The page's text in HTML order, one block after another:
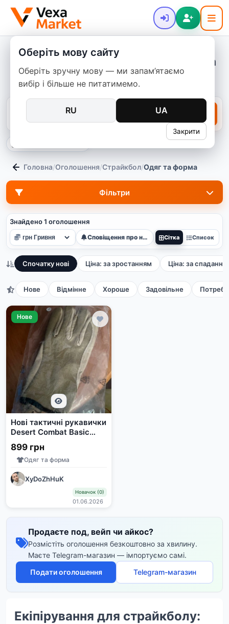
Оберіть мову сайту
Оберіть зручну мову — ми запам’ятаємо
вибір і більше не питатимемо.
RU UA
Закрити
Страйкбольна барахолка - Одяг та
форма
Головна/Оголошення/Страйкбол/Одяг та форма
Фільтри
Знайдено 1 оголошення
Сповіщення про нові Сітка Список
Спочатку нові Ціна: за зростанням Ціна: за
Нове Відмінне Хороше Задовільне
Нове
Нові тактичні рукавички
Desert Combat Basic
Glove Beige розмір 9
899 грн
Одяг та форма
XyDoZhHuK
Новачок (0)
01.06.2026
Продаєте под, вейп чи айкос?
Розмістіть оголошення безкоштовно за хвилину.
Маєте Telegram-магазин — імпортуємо самі.
Подати оголошення
Telegram-магазин
Екіпірування для страйкболу: